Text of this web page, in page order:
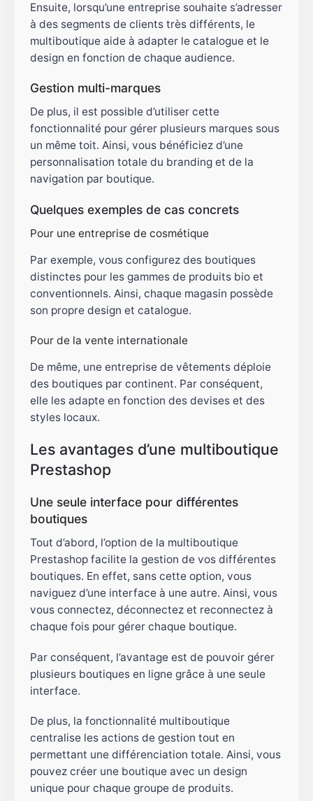
Ensuite, lorsqu’une entreprise souhaite s’adresser
à des segments de clients très différents, le
multiboutique aide à adapter le catalogue et le
design en fonction de chaque audience.
Gestion multi-marques
De plus, il est possible d’utiliser cette
fonctionnalité pour gérer plusieurs marques sous
un même toit. Ainsi, vous bénéficiez d’une
personnalisation totale du branding et de la
navigation par boutique.
Quelques exemples de cas concrets
Pour une entreprise de cosmétique
Par exemple, vous configurez des boutiques
distinctes pour les gammes de produits bio et
conventionnels. Ainsi, chaque magasin possède
son propre design et catalogue.
Pour de la vente internationale
De même, une entreprise de vêtements déploie
des boutiques par continent. Par conséquent,
elle les adapte en fonction des devises et des
styles locaux.
Les avantages d’une multiboutique
Prestashop
Une seule interface pour différentes
boutiques
Tout d’abord, l’option de la multiboutique
Prestashop facilite la gestion de vos différentes
boutiques. En effet, sans cette option, vous
naviguez d’une interface à une autre. Ainsi, vous
vous connectez, déconnectez et reconnectez à
chaque fois pour gérer chaque boutique.
Par conséquent, l’avantage est de pouvoir gérer
plusieurs boutiques en ligne grâce à une seule
interface.
De plus, la fonctionnalité multiboutique
centralise les actions de gestion tout en
permettant une différenciation totale. Ainsi, vous
pouvez créer une boutique avec un design
unique pour chaque groupe de produits.